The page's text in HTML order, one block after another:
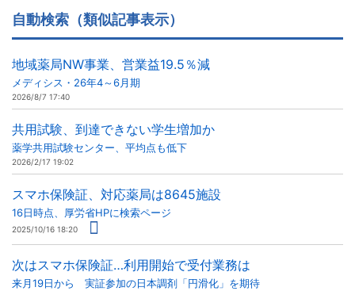
自動検索（類似記事表示）
地域薬局NW事業、営業益19.5％減
メディシス・26年4～6月期
2026/8/7 17:40
共用試験、到達できない学生増加か
薬学共用試験センター、平均点も低下
2026/2/17 19:02
スマホ保険証、対応薬局は8645施設
16日時点、厚労省HPに検索ページ
2025/10/16 18:20
次はスマホ保険証…利用開始で受付業務は
来月19日から 実証参加の日本調剤「円滑化」を期待